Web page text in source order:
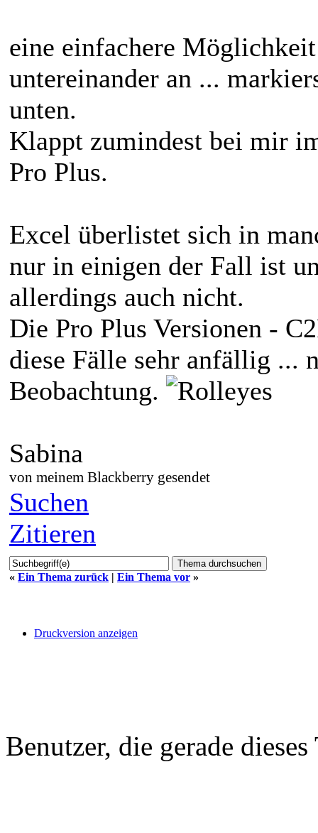
eine einfachere
untereinander an ...
unten.
Klappt zumindest bei mir
Pro Plus.
Excel überlistet sich in
nur in einigen der Fall ist
allerdings auch nicht.
Die Pro Plus Versionen -
diese Fälle sehr anfällig ...
Beobachtung.
Sabina
von meinem Blackberry gesendet
Suchen
Zitieren
« Ein Thema zurück | Ein Thema vor »
Druckversion anzeigen
Benutzer, die gerade